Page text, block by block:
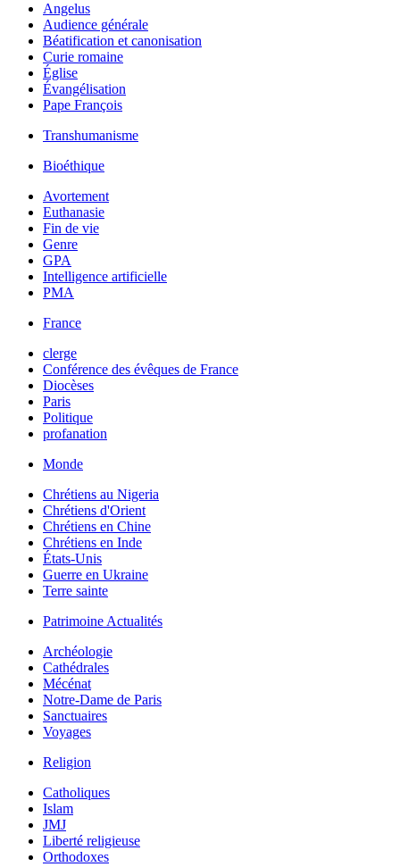
Angelus
Audience générale
Béatification et canonisation
Curie romaine
Église
Évangélisation
Pape François
Transhumanisme
Bioéthique
Avortement
Euthanasie
Fin de vie
Genre
GPA
Intelligence artificielle
PMA
France
clerge
Conférence des évêques de France
Diocèses
Paris
Politique
profanation
Monde
Chrétiens au Nigeria
Chrétiens d'Orient
Chrétiens en Chine
Chrétiens en Inde
États-Unis
Guerre en Ukraine
Terre sainte
Patrimoine Actualités
Archéologie
Cathédrales
Mécénat
Notre-Dame de Paris
Sanctuaires
Voyages
Religion
Catholiques
Islam
JMJ
Liberté religieuse
Orthodoxes